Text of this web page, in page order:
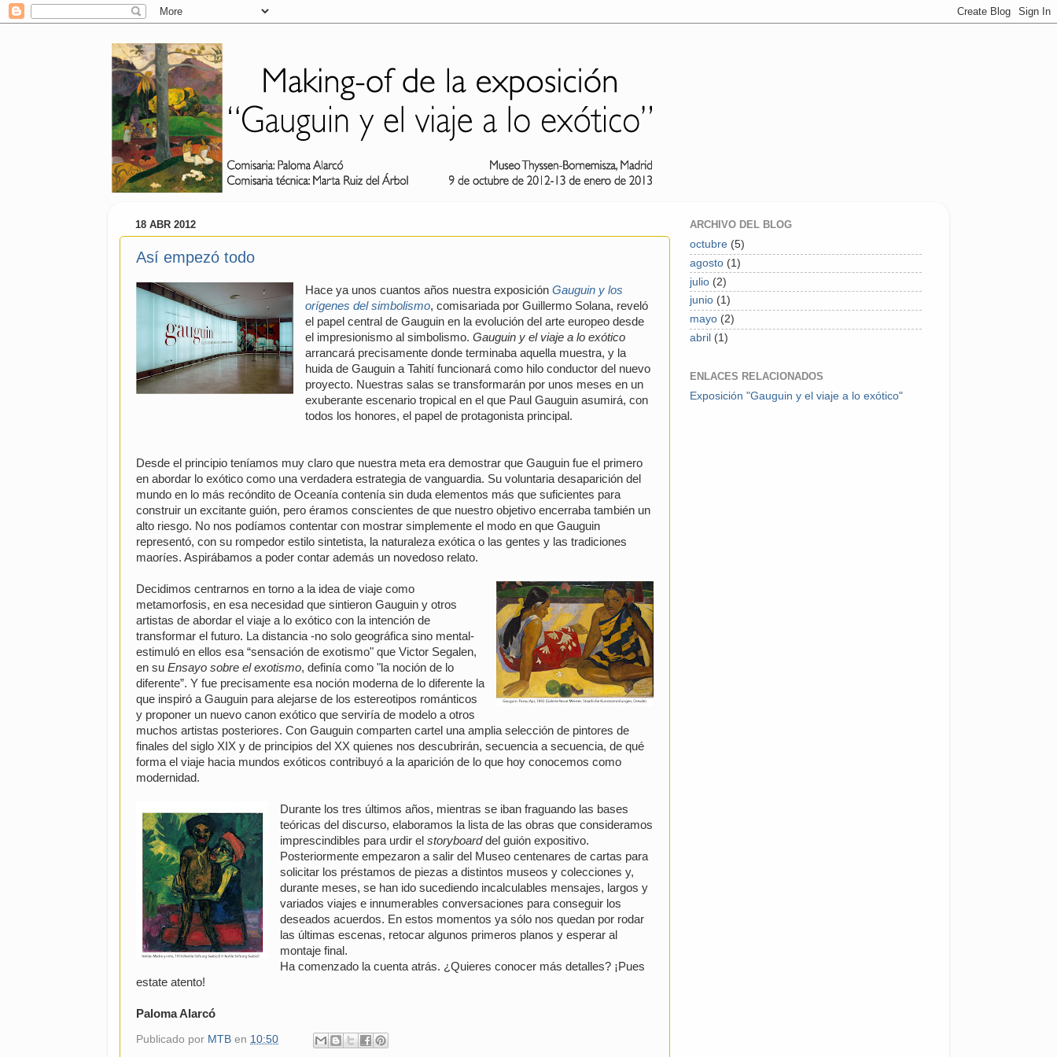
18 ABR 2012
Así empezó todo
Hace ya unos cuantos años nuestra exposición Gauguin y los
orígenes del simbolismo, comisariada por Guillermo Solana, reveló
el papel central de Gauguin en la evolución del arte europeo desde
el impresionismo al simbolismo. Gauguin y el viaje a lo exótico
arrancará precisamente donde terminaba aquella muestra, y la
huida de Gauguin a Tahití funcionará como hilo conductor del nuevo
proyecto. Nuestras salas se transformarán por unos meses en un
exuberante escenario tropical en el que Paul Gauguin asumirá, con
todos los honores, el papel de protagonista principal.
Desde el principio teníamos muy claro que nuestra meta era demostrar que Gauguin fue el primero
en abordar lo exótico como una verdadera estrategia de vanguardia. Su voluntaria desaparición del
mundo en lo más recóndito de Oceanía contenía sin duda elementos más que suficientes para
construir un excitante guión, pero éramos conscientes de que nuestro objetivo encerraba también un
alto riesgo. No nos podíamos contentar con mostrar simplemente el modo en que Gauguin
representó, con su rompedor estilo sintetista, la naturaleza exótica o las gentes y las tradiciones
maoríes. Aspirábamos a poder contar además un novedoso relato.
Decidimos centrarnos en torno a la idea de viaje como
metamorfosis, en esa necesidad que sintieron Gauguin y otros
artistas de abordar el viaje a lo exótico con la intención de
transformar el futuro. La distancia -no solo geográfica sino mental-
estimuló en ellos esa “sensación de exotismo" que Victor Segalen,
en su Ensayo sobre el exotismo, definía como "la noción de lo
diferente”. Y fue precisamente esa noción moderna de lo diferente la
que inspiró a Gauguin para alejarse de los estereotipos románticos
y proponer un nuevo canon exótico que serviría de modelo a otros
muchos artistas posteriores. Con Gauguin comparten cartel una amplia selección de pintores de
finales del siglo XIX y de principios del XX quienes nos descubrirán, secuencia a secuencia, de qué
forma el viaje hacia mundos exóticos contribuyó a la aparición de lo que hoy conocemos como
modernidad.
Durante los tres últimos años, mientras se iban fraguando las bases
teóricas del discurso, elaboramos la lista de las obras que consideramos
imprescindibles para urdir el storyboarddel guión expositivo.
Posteriormente empezaron a salir del Museo centenares de cartas para
solicitar los préstamos de piezas a distintos museos y colecciones y,
durante meses, se han ido sucediendo incalculables mensajes, largos y
variados viajes e innumerables conversaciones para conseguir los
deseados acuerdos. En estos momentos ya sólo nos quedan por rodar
las últimas escenas, retocar algunos primeros planos y esperar al
montaje final.
Ha comenzado la cuenta atrás. ¿Quieres conocer más detalles? ¡Pues
estate atento!
Paloma Alarcó
Publicado por MTB en 10:50
ARCHIVO DEL BLOG
octubre (5)
agosto (1)
julio (2)
junio (1)
mayo (2)
abril (1)
ENLACES RELACIONADOS
Exposición "Gauguin y el viaje a lo exótico"